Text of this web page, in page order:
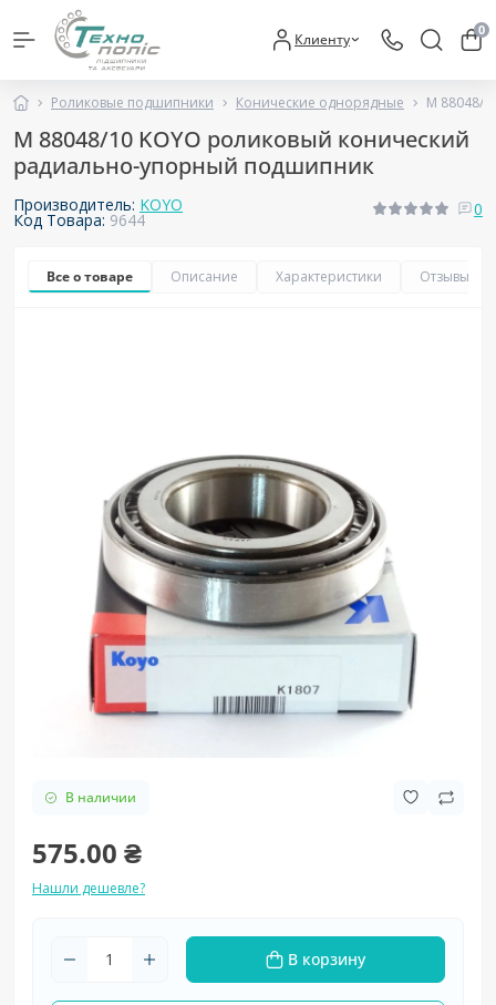
Клиенту 0
Роликовые подшипники Конические однорядные M 88048/
M 88048/10 KOYO роликовый конический
радиально-упорный подшипник
Производитель: KOYO
Код Товара: 9644
0
Все о товаре Описание Характеристики Отзывы
В наличии
575.00 ₴
Нашли дешевле?
В корзину